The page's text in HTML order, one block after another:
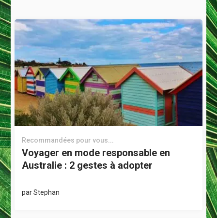
Recommandées pour vous...
Voyager en mode responsable en
Australie : 2 gestes à adopter
parStephan